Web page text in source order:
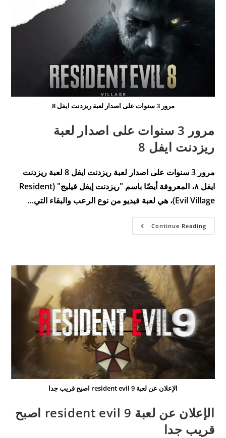
مرور 3 سنوات على اصدار لعبة ريزدنت ايفل 8
مرور 3 سنوات على اصدار لعبة
ريزدنت ايفل 8
مرور 3 سنوات على اصدار لعبة ريزدنت ايفل 8 لعبة ريزدنت
ايفل ٨، المعروفة أيضًا باسم "ريزدنت إيفل فيليج" (Resident
Evil Village)، هي لعبة فيديو من نوع الرعب والبقاء التي…
Continue Readingمرور
3
ريزدنت
ايفل
8
الإعلان عن لعبة resident evil 9 اصبح قريب جدا
الإعلان عن لعبة resident evil 9 اصبح
قريب جدا